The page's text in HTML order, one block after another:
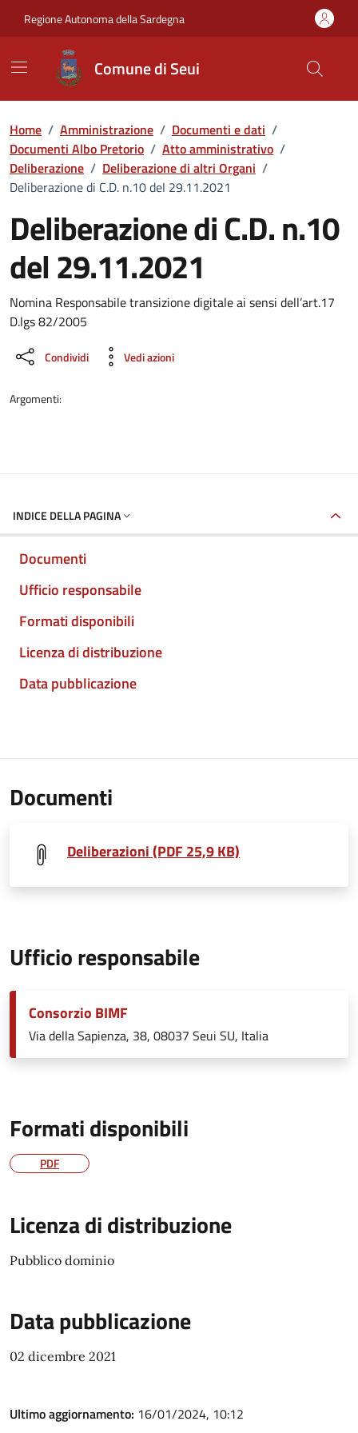
Regione Autonoma della Sardegna
Comune di Seui
Home / Amministrazione / Documenti e dati /
Documenti Albo Pretorio / Atto amministrativo /
Deliberazione / Deliberazione di altri Organi /
Deliberazione di C.D. n.10 del 29.11.2021
Deliberazione di C.D. n.10
del 29.11.2021
Dettaglio del documento
Nomina Responsabile transizione digitale ai sensi dell’art.17
D.lgs 82/2005
Condividi Vedi azioni
Argomenti:
INDICE DELLA PAGINA
Documenti
Ufficio responsabile
Formati disponibili
Licenza di distribuzione
Data pubblicazione
Documenti
Deliberazioni (PDF 25,9 KB)
Ufficio responsabile
Consorzio BIMF
Via della Sapienza, 38, 08037 Seui SU, Italia
Formati disponibili
PDF
Licenza di distribuzione
Pubblico dominio
Data pubblicazione
02 dicembre 2021
Ultimo aggiornamento: 16/01/2024, 10:12